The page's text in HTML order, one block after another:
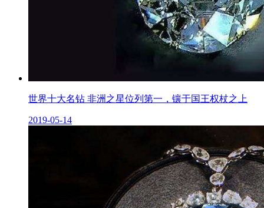
世界十大名钻 非洲之星位列第一，镶于国王权杖之上
2019-05-14